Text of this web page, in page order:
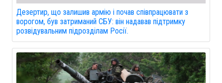
Дезертир, що залишив армію і почав співпрацювати з
ворогом, був затриманий СБУ: він надавав підтримку
розвідувальним підрозділам Росії.